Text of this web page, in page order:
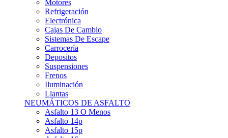
Electrónica
Cajas De Cambio
Sistemas De Escape
Carrocería
Depositos
Suspensiones
Frenos
Iluminación
Llantas
NEUMÁTICOS DE ASFALTO
Asfalto 13 O Menos
Asfalto 14p
Asfalto 15p
Asfalto 16p
Asfalto 17p